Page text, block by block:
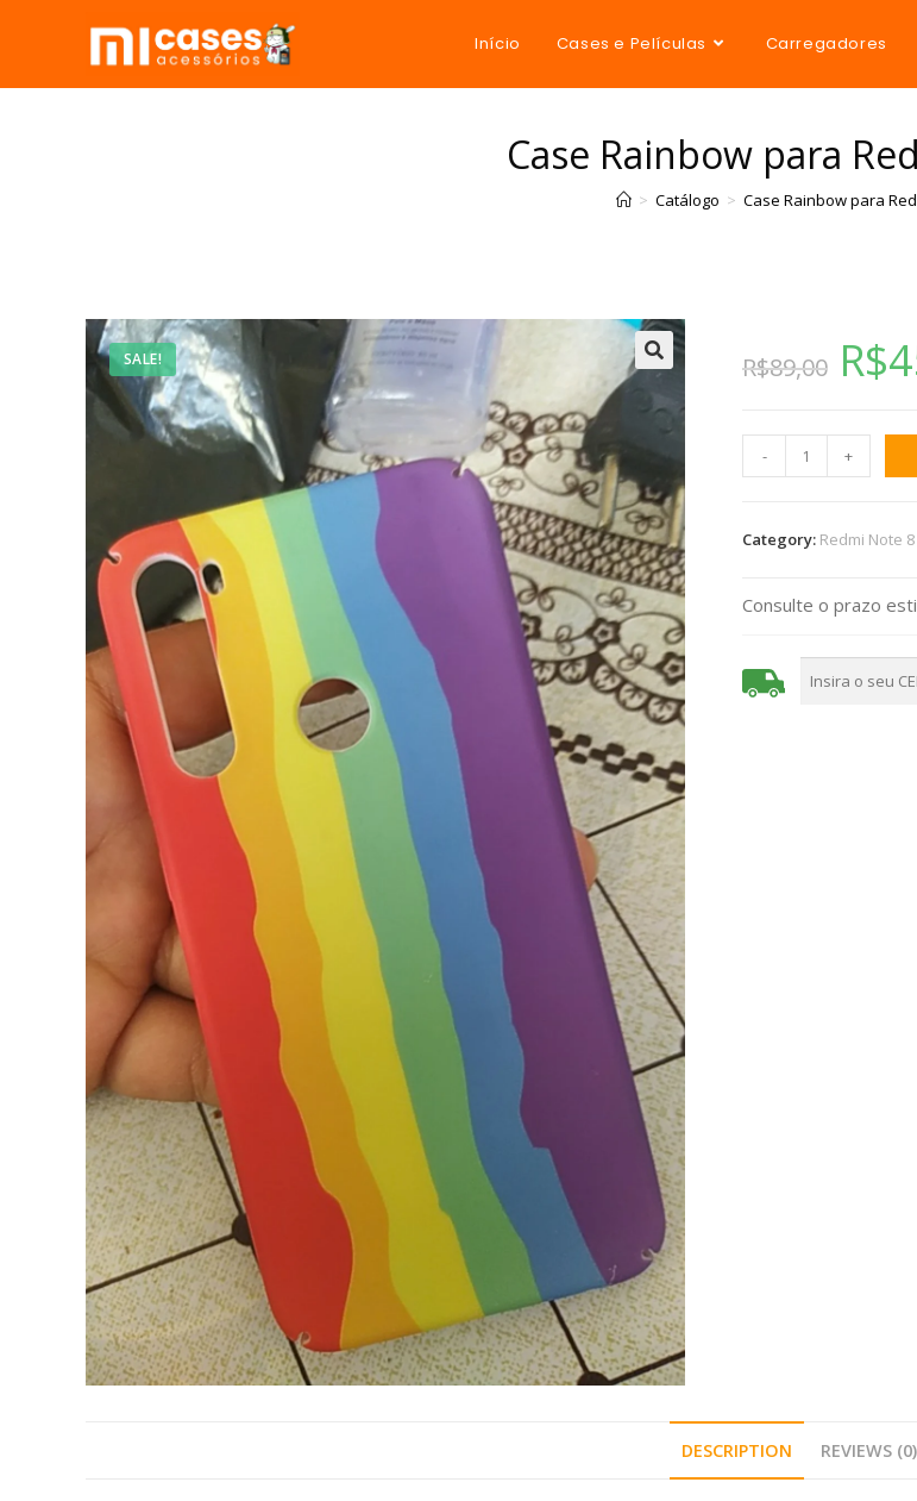
Início Cases e Películas Carregadores
Case Rainbow para
> Catálogo > Case Rainbow para
SALE! R$89,00 R$
- +
Category: Redmi Note 8
Consulte o prazo
DESCRIPTION REVIEWS (0)